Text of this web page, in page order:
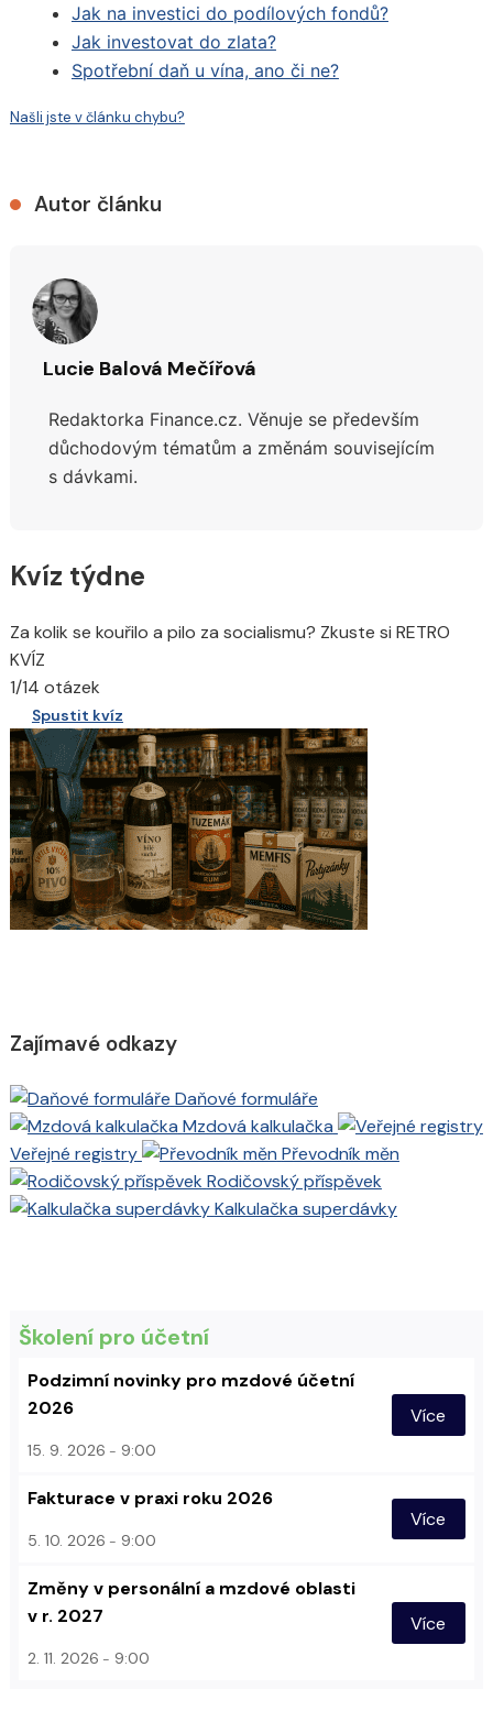
Jak na investici do podílových fondů?
Jak investovat do zlata?
Spotřební daň u vína, ano či ne?
Našli jste v článku chybu?
Autor článku
Lucie Balová Mečířová
Redaktorka Finance.cz. Věnuje se především
důchodovým tématům a změnám souvisejícím
s dávkami.
Kvíz týdne
Za kolik se kouřilo a pilo za socialismu? Zkuste si RETRO
KVÍZ
1/14 otázek
Spustit kvíz
Zajímavé odkazy
Daňové formuláře
Mzdová kalkulačka
Veřejné registry
Převodník měn
Rodičovský příspěvek
Kalkulačka superdávky
Školení pro účetní
Podzimní novinky pro mzdové účetní
2026
15. 9. 2026 9:00
Více
Fakturace v praxi roku 2026
5. 10. 2026 9:00
Více
Změny v personální a mzdové oblasti
v r. 2027
2. 11. 2026 9:00
Více